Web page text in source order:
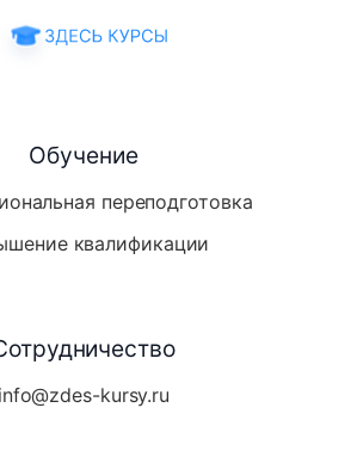
Обучение
переподготовка
квалификации
info@zdes-kursy.ru